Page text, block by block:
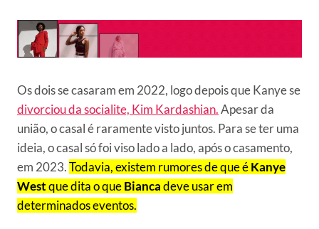
Os dois se casaram em 2022, logo depois que Kanye se
divorciou da socialite, Kim Kardashian.Apesar da
união, o casal é raramente visto juntos. Para se ter uma
ideia, o casal só foi viso lado a lado, após o casamento,
em 2023.Todavia, existem rumores de que éKanye
Westque dita o queBiancadeve usar em
determinados eventos.